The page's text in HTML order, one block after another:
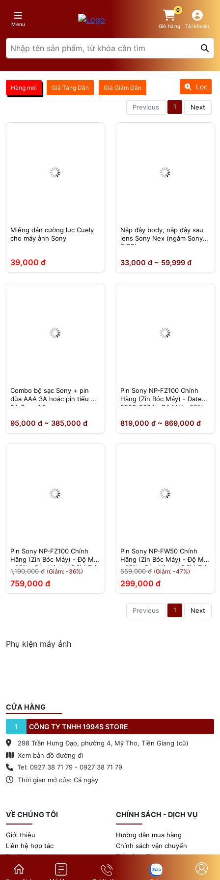
Menu
0
Giỏ hàng Tài khoản
Hàng mới Giá Tăng Dần Giá Giảm Dần Lọc
Previous 1 Next
Miếng dán cường lực Cuely
cho máy ảnh Sony
39,000 đ
Nắp đậy body, nắp đậy sau
lens Sony Nex (ngàm Sony
E/FE)
33,000 đ ~ 59,999 đ
Combo bộ sạc Sony + pin
đũa AAA 3A hoặc pin tiểu AA
2A Sony 1.2v
95,000 đ ~ 385,000 đ
Pin Sony NP-FZ100 Chính
Hãng (Zin Bóc Máy) - Date
2023-2024 - Độ Mới >95% -
819,000 đ ~ 869,000 đ
Pin Sony NP-FZ100 Chính
Hãng (Zin Bóc Máy) - Độ Mới
>95% - Bảo Hành 1 Đổi 1 Tại
Nhà
1,190,000 đ (Giảm: -36%)
759,000 đ
Pin Sony NP-FW50 Chính
Hãng (Zin Bóc Máy) - Độ Mới
>95% - Bảo Hành 1 Đổi 1 Tại
Nhà
559,000 đ (Giảm: -47%)
299,000 đ
Previous 1 Next
Phụ kiện máy ảnh
CỬA HÀNG
1 CÔNG TY TNHH 1994S STORE
298 Trần Hưng Đạo, phường 4, Mỹ Tho, Tiền Giang (cũ)
Xem bản đồ đường đi
Tel: 0927 38 71 79 - 0927 38 71 79
Thời gian mở cửa: Cả ngày
VỀ CHÚNG TÔI
Giới thiệu
Liên hệ hợp tác
Booking
Tin tức
CHÍNH SÁCH - DỊCH VỤ
Hướng dẫn mua hàng
Chính sách vận chuyển
Trả góp - Tín dụng
Chính sách bảo hành